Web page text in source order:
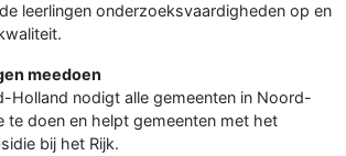
leerlingen onderzoeksvaardigheden op en
meedoen
Holland nodigt alle gemeenten in Noord-
te doen en helpt gemeenten met het
bij het Rijk.